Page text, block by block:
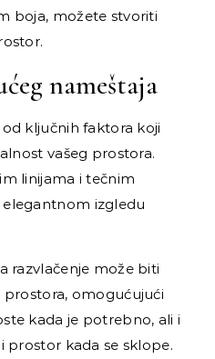
boja, možete stvoriti
nameštaja
ključnih faktora koji
vašeg prostora.
linijama i tečnim
izgledu
razvlačenje može biti
prostora, omogućujući
kada je potrebno, ali i
prostor kada se sklope.